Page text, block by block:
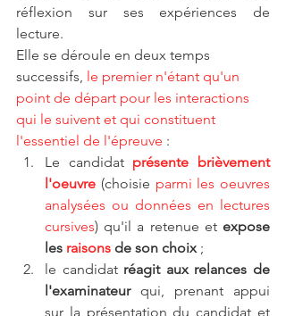
réflexion sur ses expériences de
lecture.
Elle se déroule en deux temps
successifs, le premier n'étant qu'un
point de départ pour les interactions
qui le suivent et qui constituent
l'essentiel de l'épreuve :
Le candidat présente brièvement
l'oeuvre (choisie parmi les oeuvres
analysées ou données en lectures
cursives) qu'il a retenue et expose
les raisons de son choix ;
le candidat réagit aux relances de
l'examinateur qui, prenant appui
sur la présentation du candidat et